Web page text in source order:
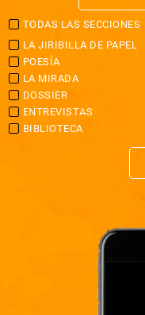
TODAS LAS SECCIONES
LA JIRIBILLA DE PAPEL
POESÍA
LA MIRADA
DOSSIER
ENTREVISTAS
BIBLIOTECA